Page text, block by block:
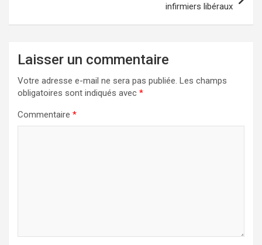
infirmiers libéraux
Laisser un commentaire
Votre adresse e-mail ne sera pas publiée. Les champs
obligatoires sont indiqués avec *
Commentaire *